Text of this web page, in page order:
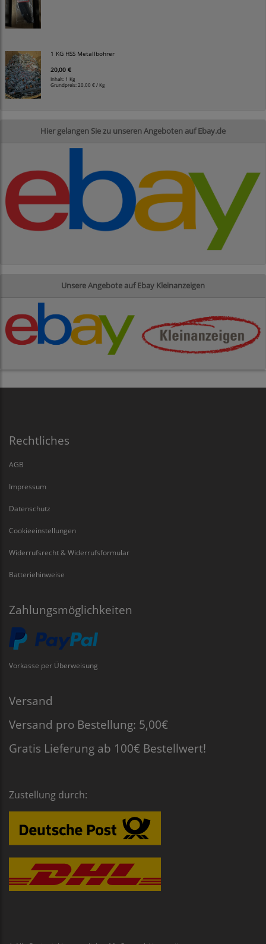
1 KG HSS Metallbohrer
20,00 €
Inhalt: 1 Kg
Grundpreis: 20,00 € / Kg
Hier gelangen Sie zu unseren Angeboten auf Ebay.de
Unsere Angebote auf Ebay Kleinanzeigen
Rechtliches
AGB
Impressum
Datenschutz
Cookieeinstellungen
Widerrufsrecht & Widerrufsformular
Batteriehinweise
Zahlungsmöglichkeiten
Vorkasse per Überweisung
Versand
Versand pro Bestellung: 5,00€
Gratis Lieferung ab 100€ Bestellwert!
Zustellung durch: